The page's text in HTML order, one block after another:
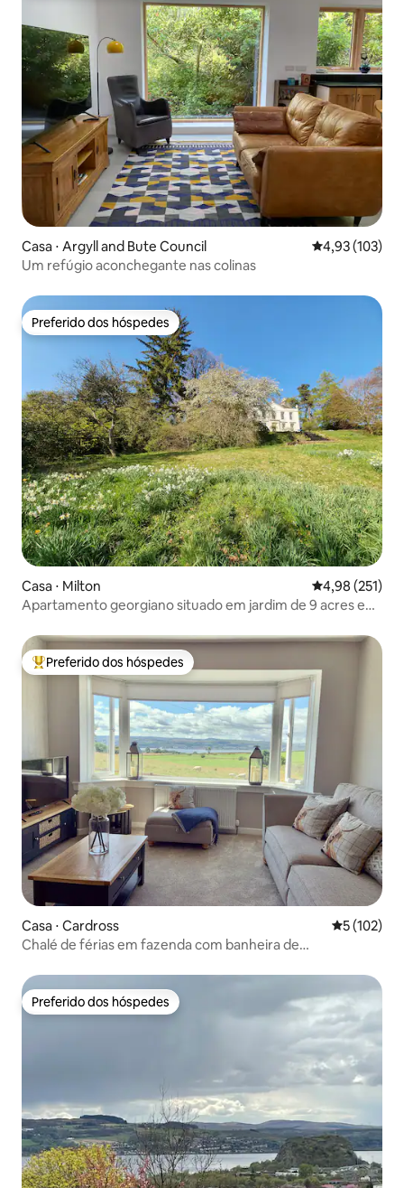
Casa ⋅ Argyll and Bute Council 4,93 de uma
4,93 (103)
Um refúgio aconchegante nas colinas
Preferido dos hóspedes
Preferido dos hóspedes
Casa ⋅ Milton 4,98 de uma
4,98 (251)
Apartamento georgiano situado em jardim de 9 acres e
Entre os melhores preferidos dos hóspedes
Preferido dos hóspedes
Casa ⋅ Cardross 5 de uma
5 (102)
Chalé de férias em fazenda com banheira de
Preferido dos hóspedes
Preferido dos hóspedes